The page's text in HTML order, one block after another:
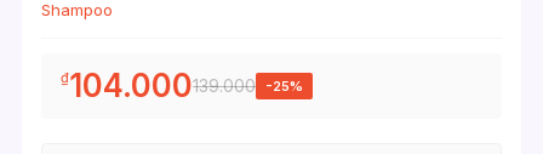
Shampoo
₫104.000139.000 -25%